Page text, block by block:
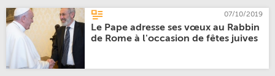
07/10/2019
Le Pape adresse ses vœux au Rabbin
de Rome à l'occasion de fêtes juives